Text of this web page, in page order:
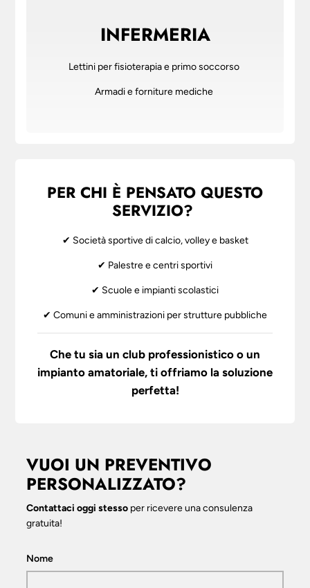
INFERMERIA
Lettini per fisioterapia e primo soccorso
Armadi e forniture mediche
PER CHI È PENSATO QUESTO
SERVIZIO?
✔ Società sportive di calcio, volley e basket
✔ Palestre e centri sportivi
✔ Scuole e impianti scolastici
✔ Comuni e amministrazioni per strutture pubbliche
Che tu sia un club professionistico o un
impianto amatoriale, ti offriamo la soluzione
perfetta!
VUOI UN PREVENTIVO
PERSONALIZZATO?
Contattaci oggi stesso per ricevere una consulenza
gratuita!
Nome